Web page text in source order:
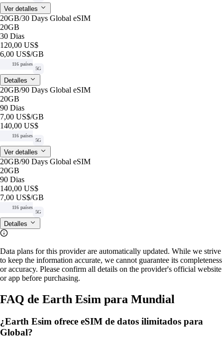
Ver detalles
20GB/30 Days Global eSIM
20GB
30 Dias
120,00 US$
6,00 US$/GB
116 países
5G
Detalles
20GB/90 Days Global eSIM
20GB
90 Dias
7,00 US$/GB
140,00 US$
116 países
5G
Ver detalles
20GB/90 Days Global eSIM
20GB
90 Dias
140,00 US$
7,00 US$/GB
116 países
5G
Detalles
Data plans for this provider are automatically updated. While we strive
to keep the information accurate, we cannot guarantee its completeness
or accuracy. Please confirm all details on the provider's official website
or app before purchasing.
FAQ de Earth Esim para Mundial
¿Earth Esim ofrece eSIM de datos ilimitados para
Global?